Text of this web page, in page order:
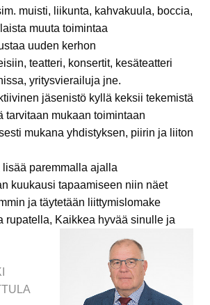
muisti, liikunta, kahvakuula, boccia,
muuta toimintaa
uuden kerhon
teatteri, konsertit, kesäteatteri
yritysvierailuja jne.
jäsenistö kyllä keksii tekemistä
tarvitaan mukaan toimintaan
mukana yhdistyksen, piirin ja liiton
paremmalla ajalla
kuukausi tapaamiseen niin näet
ja täytetään liittymislomake
rupatella, Kaikkea hyvää sinulle ja